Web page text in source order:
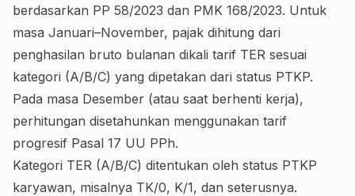
berdasarkan PP 58/2023 dan PMK 168/2023. Untuk
masa Januari–November, pajak dihitung dari
penghasilan bruto bulanan dikali tarif TER sesuai
kategori (A/B/C) yang dipetakan dari status PTKP.
Pada masa Desember (atau saat berhenti kerja),
perhitungan disetahunkan menggunakan tarif
progresif Pasal 17 UU PPh.
Kategori TER (A/B/C) ditentukan oleh status PTKP
karyawan, misalnya TK/0, K/1, dan seterusnya.